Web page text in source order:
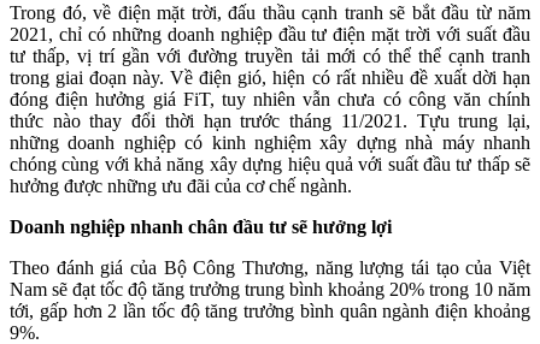
Trong đó, về điện mặt trời, đấu thầu cạnh tranh sẽ bắt đầu từ năm
2021, chỉ có những doanh nghiệp đầu tư điện mặt trời với suất đầu
tư thấp, vị trí gần với đường truyền tải mới có thể thể cạnh tranh
trong giai đoạn này. Về điện gió, hiện có rất nhiều đề xuất dời hạn
đóng điện hưởng giá FiT, tuy nhiên vẫn chưa có công văn chính
thức nào thay đổi thời hạn trước tháng 11/2021. Tựu trung lại,
những doanh nghiệp có kinh nghiệm xây dựng nhà máy nhanh
chóng cùng với khả năng xây dựng hiệu quả với suất đầu tư thấp sẽ
hưởng được những ưu đãi của cơ chế ngành.
Doanh nghiệp nhanh chân đầu tư sẽ hưởng lợi
Theo đánh giá của Bộ Công Thương, năng lượng tái tạo của Việt
Nam sẽ đạt tốc độ tăng trưởng trung bình khoảng 20% trong 10 năm
tới, gấp hơn 2 lần tốc độ tăng trưởng bình quân ngành điện khoảng
9%.